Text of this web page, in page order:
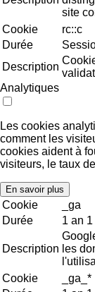
site
Cookie
rc::c
Durée
Description
Analytiques
Les cookies
comment les
cookies aident à
visiteurs, le taux
En savoir plus
Cookie
_ga
Durée
1 an
Description les
Cookie
_ga_*